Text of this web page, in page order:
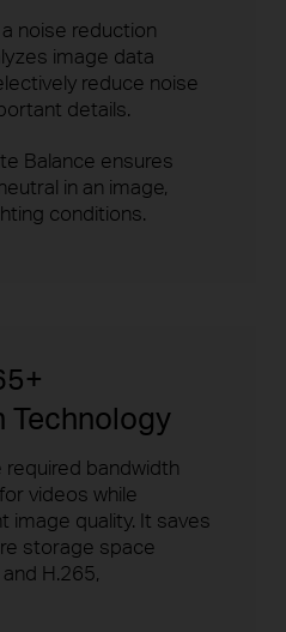
noise reduction
image data
reduce noise
details.
Balance ensures
in an image,
conditions.
Technology
bandwidth
videos while
image quality. It saves
storage space
H.265,